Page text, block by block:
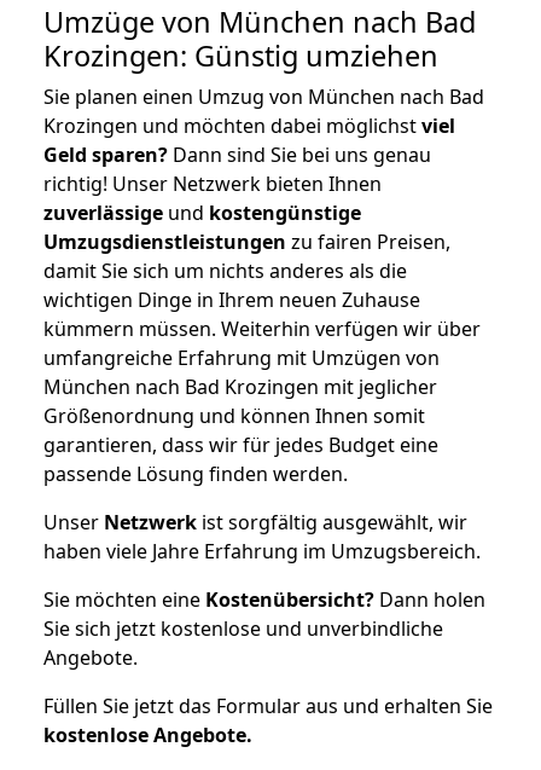
Umzüge von München nach Bad
Krozingen: Günstig umziehen
Sie planen einen Umzug von München nach Bad
Krozingen und möchten dabei möglichstviel
Geld sparen? Dann sind Sie bei uns genau
richtig! Unser Netzwerk bieten Ihnen
zuverlässige und kostengünstige
Umzugsdienstleistungen zu fairen Preisen,
damit Sie sich um nichts anderes als die
wichtigen Dinge in Ihrem neuen Zuhause
kümmern müssen. Weiterhin verfügen wir über
umfangreiche Erfahrung mit Umzügen von
München nach Bad Krozingen mit jeglicher
Größenordnung und können Ihnen somit
garantieren, dass wir für jedes Budget eine
passende Lösung finden werden.
Unser Netzwerk ist sorgfältig ausgewählt, wir
haben viele Jahre Erfahrung im Umzugsbereich.
Sie möchten eine Kostenübersicht? Dann holen
Sie sich jetzt kostenlose und unverbindliche
Angebote.
Füllen Sie jetzt das Formular aus und erhalten Sie
kostenloseAngebote.